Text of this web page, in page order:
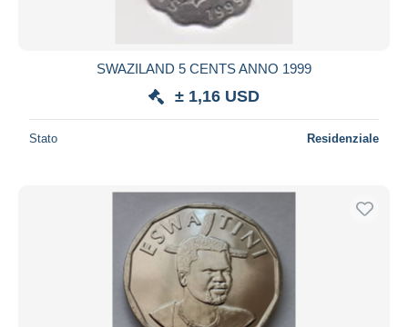
SWAZILAND 5 CENTS ANNO 1999
± 1,16 USD
Stato Residenziale